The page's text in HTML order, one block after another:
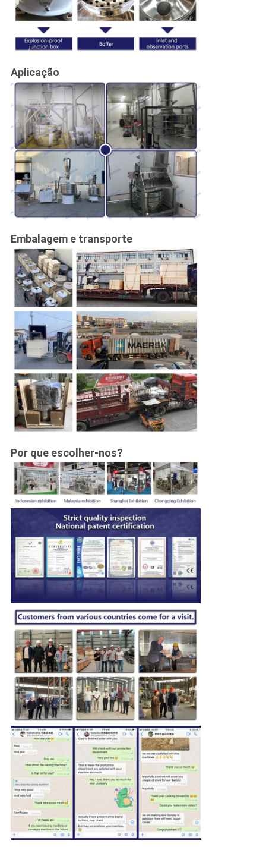
Aplicação
Embalagem e transporte
Por que escolher-nos?